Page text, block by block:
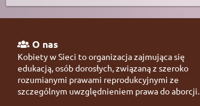
O nas
Kobiety w Sieci to organizacja zajmująca się
edukacją, osób dorosłych, związaną z szeroko
rozumianymi prawami reprodukcyjnymi ze
szczególnym uwzględnieniem prawa do aborcji.